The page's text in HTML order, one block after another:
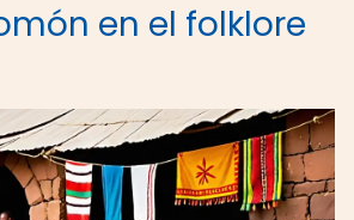
en el folklore